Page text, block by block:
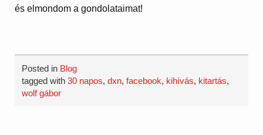
és elmondom a gondolataimat!
Posted in Blog
tagged with30 napos,dxn,facebook, kihívás, kitartás,
wolf gábor